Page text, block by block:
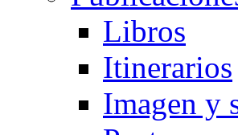
Libros
Itinerarios
Imagen y